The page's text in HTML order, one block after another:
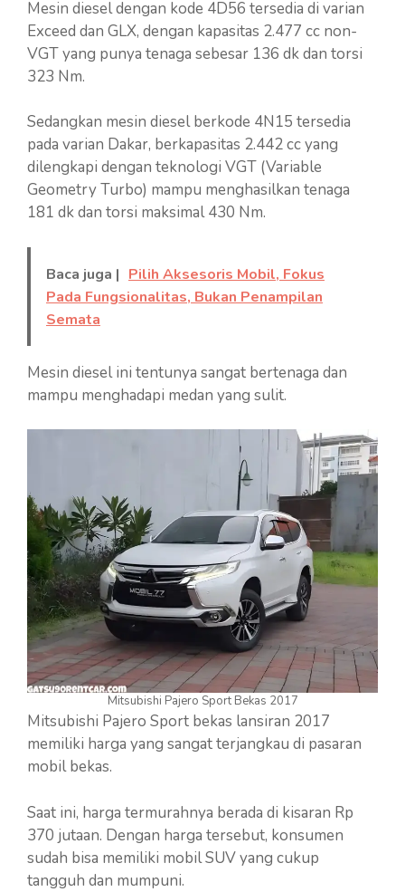
Mesin diesel dengan kode 4D56 tersedia di varian
Exceed dan GLX, dengan kapasitas 2.477 cc non-
VGT yang punya tenaga sebesar 136 dk dan torsi
323 Nm.
Sedangkan mesin diesel berkode 4N15 tersedia
pada varian Dakar, berkapasitas 2.442 cc yang
dilengkapi dengan teknologi VGT (Variable
Geometry Turbo) mampu menghasilkan tenaga
181 dk dan torsi maksimal 430 Nm.
Baca juga | Pilih Aksesoris Mobil, Fokus
Pada Fungsionalitas, Bukan Penampilan
Semata
Mesin diesel ini tentunya sangat bertenaga dan
mampu menghadapi medan yang sulit.
Mitsubishi Pajero Sport Bekas 2017
Mitsubishi Pajero Sport bekas lansiran 2017
memiliki harga yang sangat terjangkau di pasaran
mobil bekas.
Saat ini, harga termurahnya berada di kisaran Rp
370 jutaan. Dengan harga tersebut, konsumen
sudah bisa memiliki mobil SUV yang cukup
tangguh dan mumpuni.